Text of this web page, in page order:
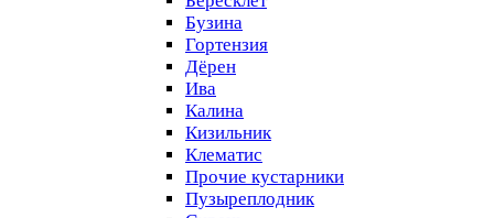
Бузина
Гортензия
Дёрен
Ива
Калина
Кизильник
Клематис
Прочие кустарники
Пузыреплодник